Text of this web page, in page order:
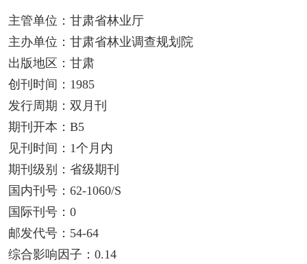
主管单位：甘肃省林业厅
主办单位：甘肃省林业调查规划院
出版地区：甘肃
创刊时间：1985
发行周期：双月刊
期刊开本：B5
见刊时间：1个月内
期刊级别：省级期刊
国内刊号：62-1060/S
国际刊号：0
邮发代号：54-64
综合影响因子：0.14